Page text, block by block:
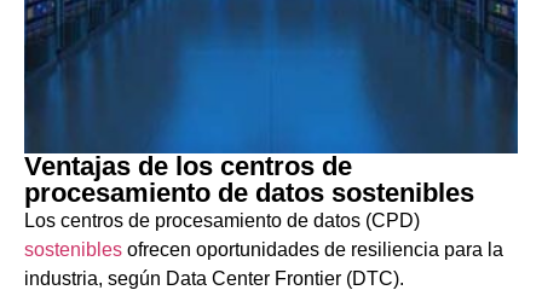
Ventajas de los centros de
procesamiento de datos sostenibles
Los centros de procesamiento de datos (CPD)
sostenibles ofrecen oportunidades de resiliencia para la
industria, según Data Center Frontier (DTC).